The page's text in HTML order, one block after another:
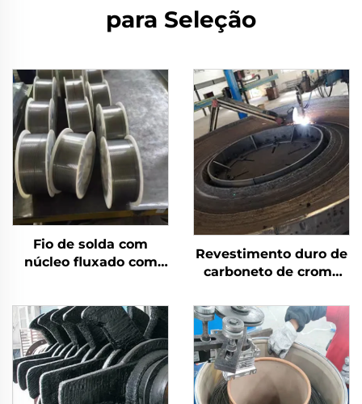
para Seleção
Fio de solda com
núcleo fluxado com
Revestimento duro de
carboneto de cromo
desgaste na mesa de
moagem